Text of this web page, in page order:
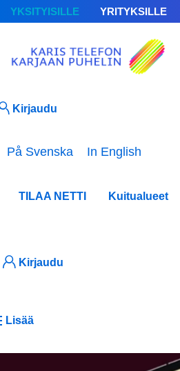
YKSITYISILLE YRITYKSILLE
Kirjaudu
Valitse kieli
På Svenska In English
TILAA NETTI Kuitualueet
Kirjaudu
Lisää